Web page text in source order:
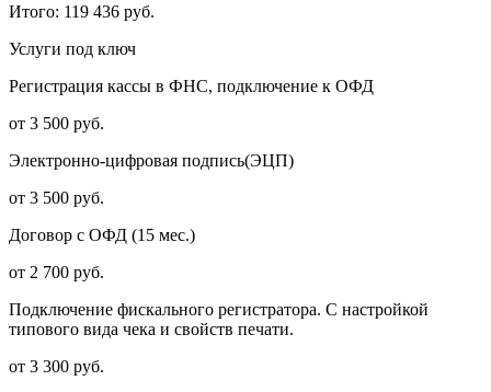
Итого: 119 436 руб.
Услуги под ключ
Регистрация кассы в ФНС, подключение к ОФД
от 3 500 руб.
Электронно-цифровая подпись(ЭЦП)
от 3 500 руб.
Договор с ОФД (15 мес.)
от 2 700 руб.
Подключение фискального регистратора. С настройкой
типового вида чека и свойств печати.
от 3 300 руб.